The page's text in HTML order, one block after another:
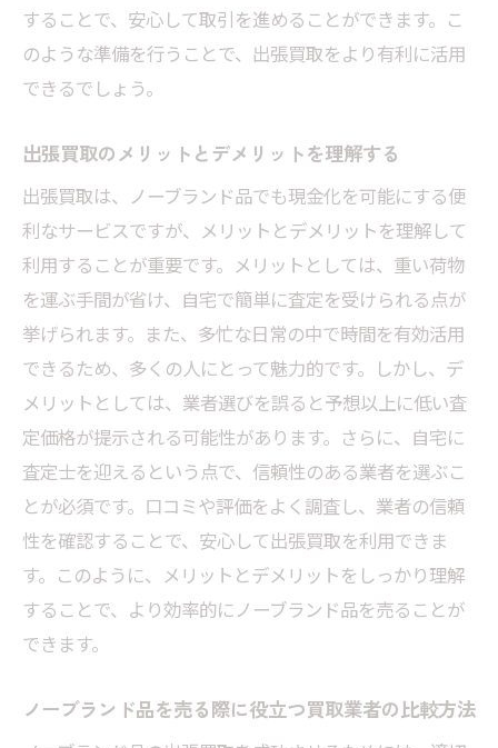
することで、安心して取引を進めることができます。こ
のような準備を行うことで、出張買取をより有利に活用
できるでしょう。
出張買取のメリットとデメリットを理解する
出張買取は、ノーブランド品でも現金化を可能にする便
利なサービスですが、メリットとデメリットを理解して
利用することが重要です。メリットとしては、重い荷物
を運ぶ手間が省け、自宅で簡単に査定を受けられる点が
挙げられます。また、多忙な日常の中で時間を有効活用
できるため、多くの人にとって魅力的です。しかし、デ
メリットとしては、業者選びを誤ると予想以上に低い査
定価格が提示される可能性があります。さらに、自宅に
査定士を迎えるという点で、信頼性のある業者を選ぶこ
とが必須です。口コミや評価をよく調査し、業者の信頼
性を確認することで、安心して出張買取を利用できま
す。このように、メリットとデメリットをしっかり理解
することで、より効率的にノーブランド品を売ることが
できます。
ノーブランド品を売る際に役立つ買取業者の比較方法